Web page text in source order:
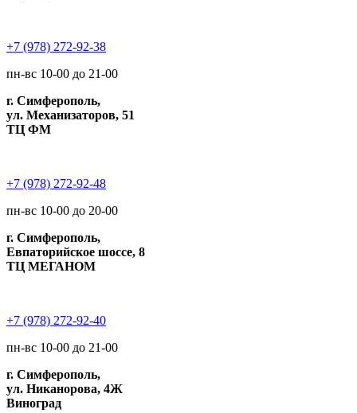
+7 (978) 272-92-38
пн-вс 10-00 до 21-00
г. Симферополь,
ул. Механизаторов, 51
ТЦ ФМ
+7 (978) 272-92-48
пн-вс 10-00 до 20-00
г. Симферополь,
Евпаторийское шоссе, 8
ТЦ МЕГАНОМ
+7 (978) 272-92-40
пн-вс 10-00 до 21-00
г. Симферополь,
ул. Никанорова, 4Ж
Виноград